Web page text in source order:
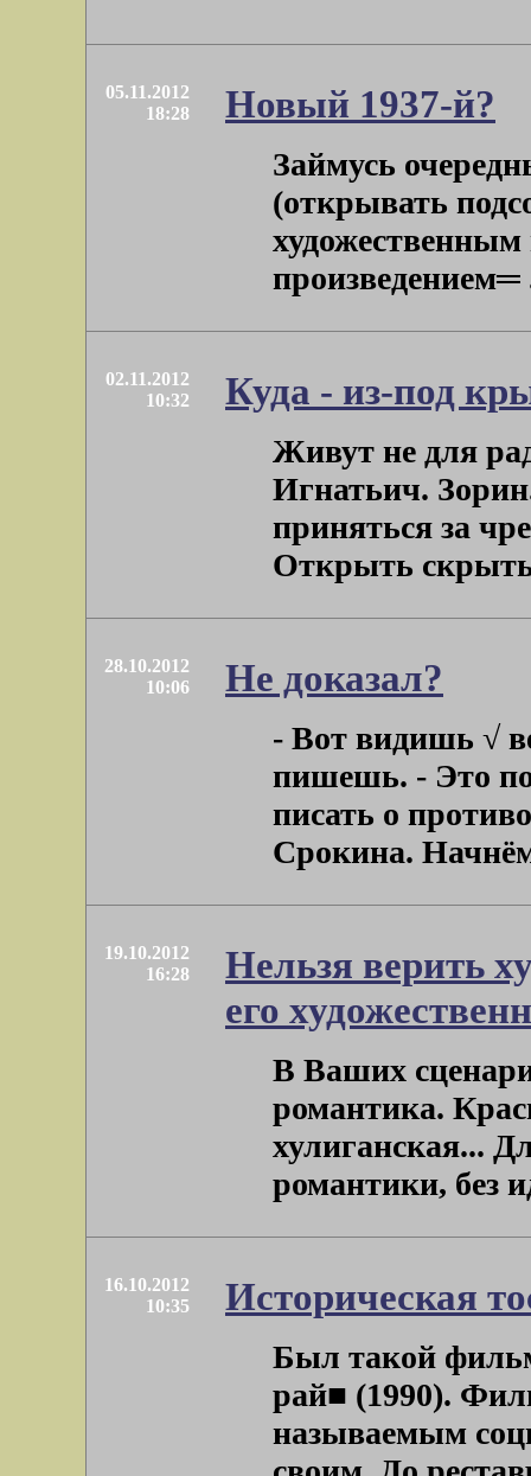
05.11.2012
18:28
Новый 1937-й?
Займусь
(открывать
художественным
произведением═
02.11.2012
10:32
Куда - из-под
Живут не для
Игнатьич.
приняться за
Открыть
28.10.2012
10:06
Не доказал?
- Вот видишь √
пишешь. - Это
писать о
Срокина.
19.10.2012
16:28
Нельзя верить
его
В Ваших
романтика.
хулиганская...
романтики, без
16.10.2012
10:35
Историческая
Был такой
рай■ (1990).
называемым